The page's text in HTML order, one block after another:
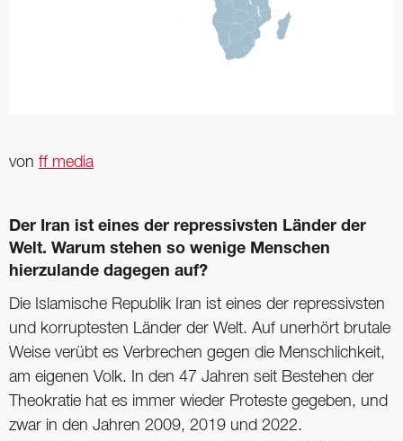
von ff media
Der Iran ist eines der repressivsten Länder der
Welt. Warum stehen so wenige Menschen
hierzulande dagegen auf?
Die Islamische Republik Iran ist eines der repressivsten
und korruptesten Länder der Welt. Auf unerhört brutale
Weise verübt es Verbrechen gegen die Menschlichkeit,
am eigenen Volk. In den 47 Jahren seit Bestehen der
Theokratie hat es immer wieder Proteste gegeben, und
zwar in den Jahren 2009, 2019 und 2022.